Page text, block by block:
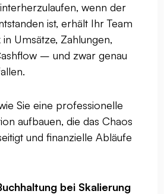
wenn der
ist, erhält Ihr Team
Umsätze, Zahlungen,
– und zwar genau
Sie eine professionelle
aufbauen, die das Chaos
und finanzielle Abläufe
bei Skalierung